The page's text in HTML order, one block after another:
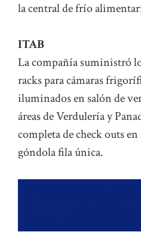
la central de frío
ITAB
La compañía suministró
racks para cámaras
iluminados en salón de
áreas de Verdulería y
completa de check outs en
góndola fila única.